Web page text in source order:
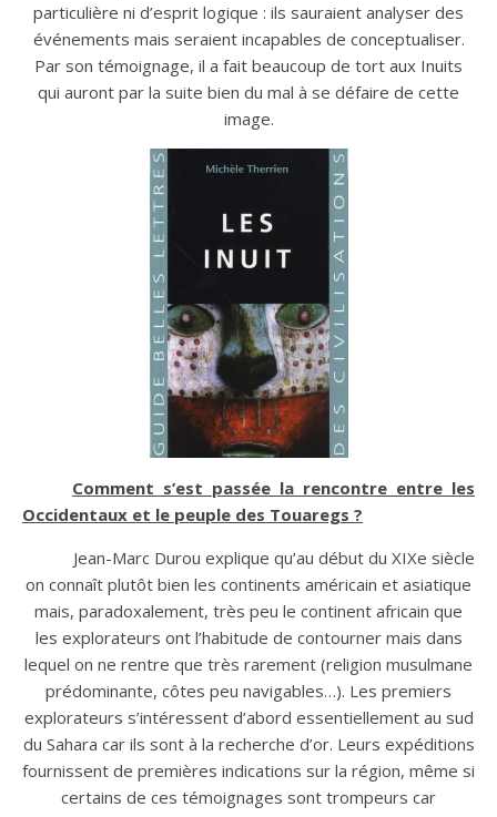
particulière ni d’esprit logique : ils sauraient analyser des
événements mais seraient incapables de conceptualiser.
Par son témoignage, il a fait beaucoup de tort aux Inuits
qui auront par la suite bien du mal à se défaire de cette
image.
Comment s’est passée la rencontre entre les
Occidentaux et le peuple des Touaregs ?
Jean-Marc Durou explique qu’au début du XIXe siècle
on connaît plutôt bien les continents américain et asiatique
mais, paradoxalement, très peu le continent africain que
les explorateurs ont l’habitude de contourner mais dans
lequel on ne rentre que très rarement (religion musulmane
prédominante, côtes peu navigables…). Les premiers
explorateurs s’intéressent d’abord essentiellement au sud
du Sahara car ils sont à la recherche d’or. Leurs expéditions
fournissent de premières indications sur la région, même si
certains de ces témoignages sont trompeurs car